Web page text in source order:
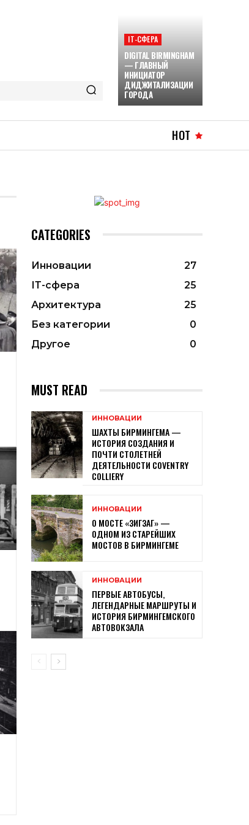
ІТ-СФЕРА
DIGITAL BIRMINGHAM
— ГЛАВНЫЙ
ИНИЦИАТОР
ДИДЖИТАЛИЗАЦИИ
ГОРОДА
HOT
CATEGORIES
Инновации
27
ІТ-сфера
25
Архитектура
25
Без категории
0
Другое
0
MUST READ
ИННОВАЦИИ
ШАХТЫ БИРМИНГЕМА —
ИСТОРИЯ СОЗДАНИЯ И
ПОЧТИ СТОЛЕТНЕЙ
ДЕЯТЕЛЬНОСТИ COVENTRY
COLLIERY
ИННОВАЦИИ
О МОСТЕ «ЗИГЗАГ» —
ОДНОМ ИЗ СТАРЕЙШИХ
МОСТОВ В БИРМИНГЕМЕ
ИННОВАЦИИ
ПЕРВЫЕ АВТОБУСЫ,
ЛЕГЕНДАРНЫЕ МАРШРУТЫ И
ИСТОРИЯ БИРМИНГЕМСКОГО
АВТОВОКЗАЛА